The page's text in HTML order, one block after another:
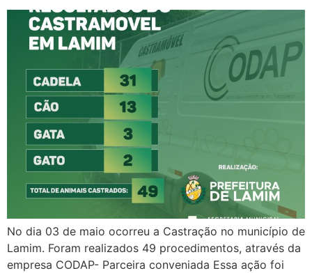
No dia 03 de maio ocorreu a Castração no município de
Lamim. Foram realizados 49 procedimentos, através da
empresa CODAP- Parceira conveniada Essa ação foi